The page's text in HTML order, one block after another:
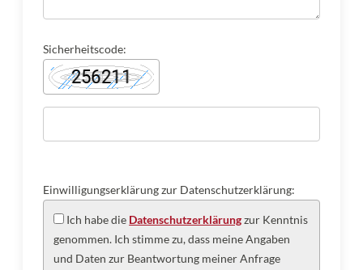
Sicherheitscode:
Einwilligungserklärung zur Datenschutzerklärung:
Ich habe die Datenschutzerklärungzur Kenntnis
genommen. Ich stimme zu, dass meine Angaben
und Daten zur Beantwortung meiner Anfrage